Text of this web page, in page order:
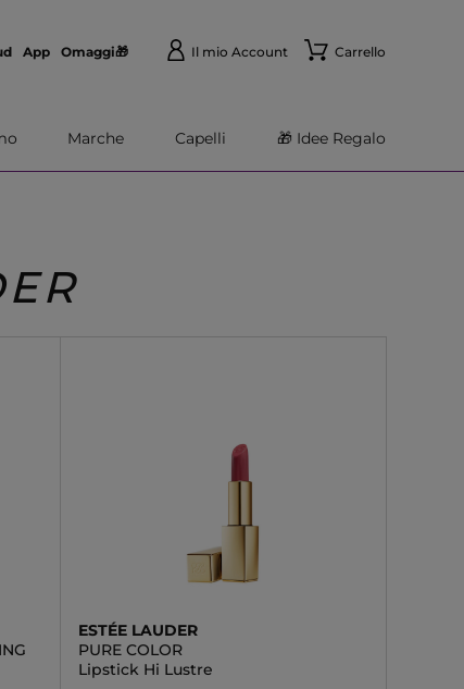
App Omaggi🎁 Il mio Account Carrello
Marche Capelli 🎁 Idee Regalo
ESTÉE LAUDER
PURE COLOR
Lipstick Hi Lustre